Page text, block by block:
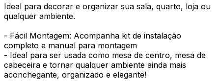
Ideal para decorar e organizar sua sala, quarto, loja ou
qualquer ambiente.
- Fácil Montagem: Acompanha kit de instalação
completo e manual para montagem
- Ideal para ser usada como mesa de centro, mesa de
cabeceira e tornar qualquer ambiente ainda mais
aconchegante, organizado e elegante!